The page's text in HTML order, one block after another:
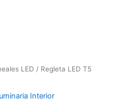
LED / Regleta LED T5
Interior